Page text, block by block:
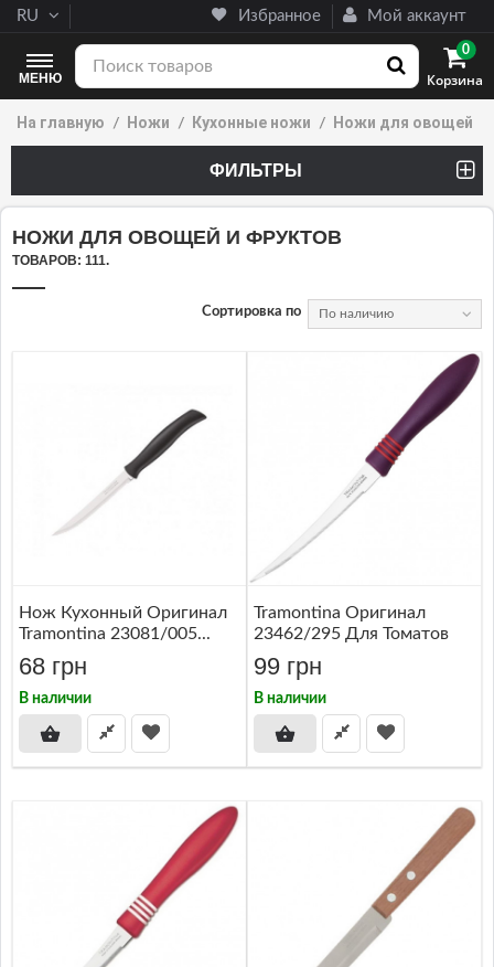
Избранное Мой аккаунт
RU
Корзина
0
МЕНЮ
На главную Ножи Кухонные ножи Ножи для овощей и
ФИЛЬТРЫ
НОЖИ ДЛЯ ОВОЩЕЙ И ФРУКТОВ
ТОВАРОВ: 111.
Сортировка по По наличию
Нож Кухонный Оригинал
Tramontina 23081/005...
68 грн
В наличии
Tramontina Оригинал
23462/295 Для Томатов
99 грн
В наличии